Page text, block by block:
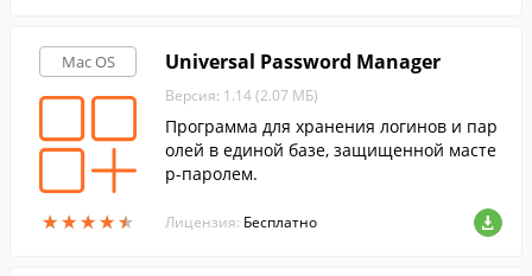
Mac OS
★★★★★
★★★★★
Universal Password Manager
Версия: 1.14 (2.07 МБ)
Программа для хранения логинов и пар
олей в единой базе, защищенной масте
р-паролем.
Лицензия: Бесплатно